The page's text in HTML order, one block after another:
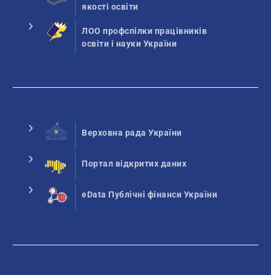
якості освіти
ЛОО профспілки працівників
освіти і науки України
Верховна рада України
Портал відкритих даних
eData Публічні фінанси України